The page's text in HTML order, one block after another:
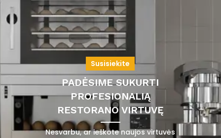
Susisiekite
PADĖSIME SUKURTI
PROFESIONALIĄ
RESTORANO VIRTUVĘ
Nesvarbu, ar ieškote naujos virtuvės